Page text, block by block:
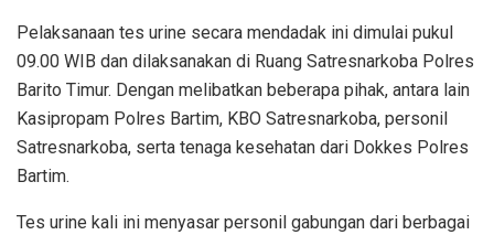
Pelaksanaan tes urine secara mendadak ini dimulai pukul
09.00 WIB dan dilaksanakan di Ruang Satresnarkoba Polres
Barito Timur. Dengan melibatkan beberapa pihak, antara lain
Kasipropam Polres Bartim, KBO Satresnarkoba, personil
Satresnarkoba, serta tenaga kesehatan dari Dokkes Polres
Bartim.
Tes urine kali ini menyasar personil gabungan dari berbagai